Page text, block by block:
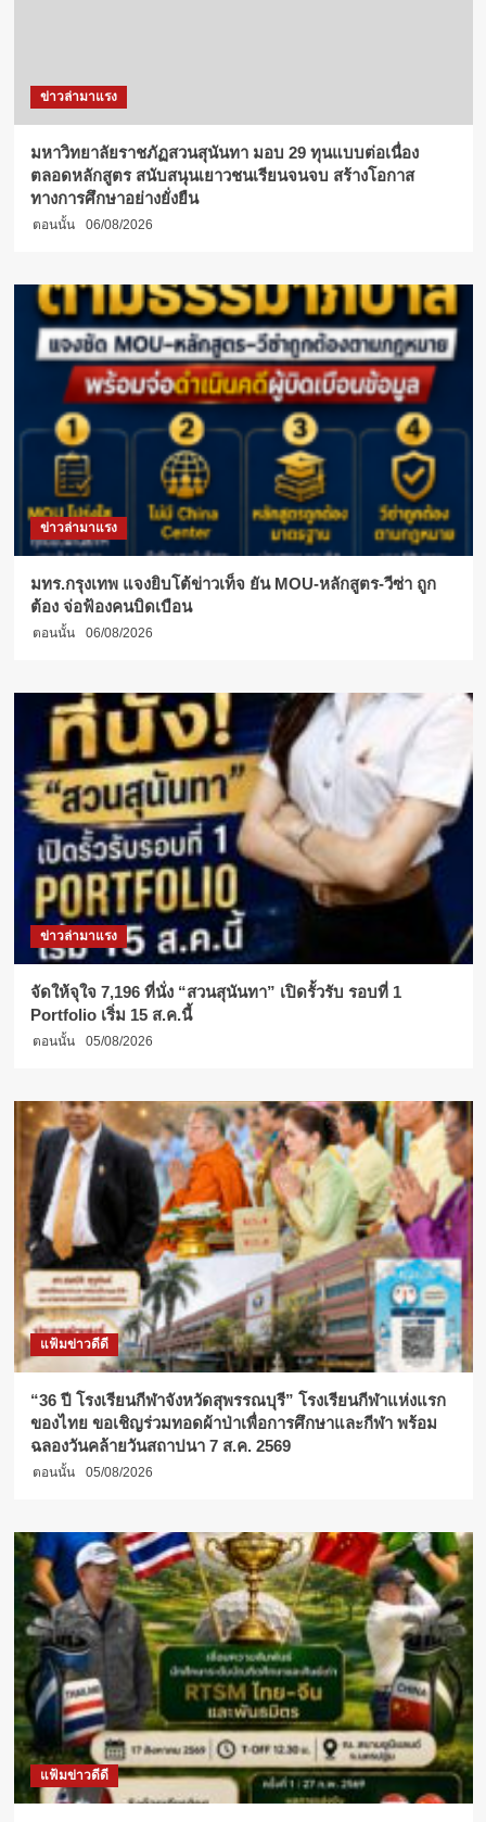
ข่าวล่ามาแรง
มหาวิทยาลัยราชภัฏสวนสุนันทา มอบ 29 ทุนแบบต่อเนื่อง
ตลอดหลักสูตร สนับสนุนเยาวชนเรียนจนจบ สร้างโอกาส
ทางการศึกษาอย่างยั่งยืน
ตอนนั้น 06/08/2026
ข่าวล่ามาแรง
มทร.กรุงเทพ แจงยิบโต้ข่าวเท็จ ยัน MOU-หลักสูตร-วีซ่า ถูก
ต้อง จ่อฟ้องคนบิดเบือน
ตอนนั้น 06/08/2026
ข่าวล่ามาแรง
จัดให้จุใจ 7,196 ที่นั่ง “สวนสุนันทา” เปิดรั้วรับ รอบที่ 1
Portfolio เริ่ม 15 ส.ค.นี้
ตอนนั้น 05/08/2026
แฟ้มข่าวดีดี
“36 ปี โรงเรียนกีฬาจังหวัดสุพรรณบุรี” โรงเรียนกีฬาแห่งแรก
ของไทย ขอเชิญร่วมทอดผ้าป่าเพื่อการศึกษาและกีฬา พร้อม
ฉลองวันคล้ายวันสถาปนา 7 ส.ค. 2569
ตอนนั้น 05/08/2026
แฟ้มข่าวดีดี